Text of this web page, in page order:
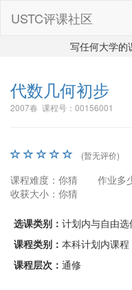
USTC评课社区
写任何大学的
代数几何初步
2007春 课程号：00156001
(暂无评价)
课程难度：你猜 作业多
收获大小：你猜
选课类别： 计划内与自由选
课程类别： 本科计划内课程
课程层次： 通修